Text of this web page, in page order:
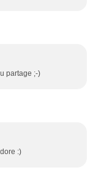
partage ;-)
:)